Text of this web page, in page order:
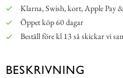
Klarna, Swish, kort, Apple Pay
Öppet köp 60 dagar
Beställ före kl 13 så skickar vi
BESKRIVNING